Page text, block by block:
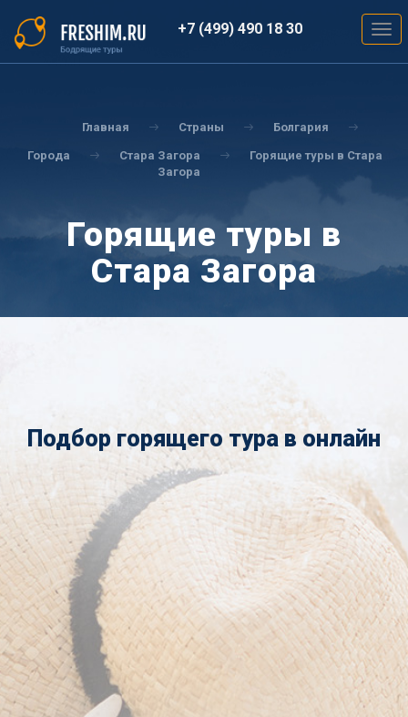
основному
содержанию
+7 (499) 490 18 30
Главная Страны Болгария
Города Стара Загора
Горящие туры в Стара
Загора
Горящие туры в
Стара Загора
Подбор горящего тура в онлайн